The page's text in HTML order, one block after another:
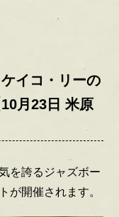
イコ・リーの
月23日 米原
を誇るジャズボー
が開催されます。